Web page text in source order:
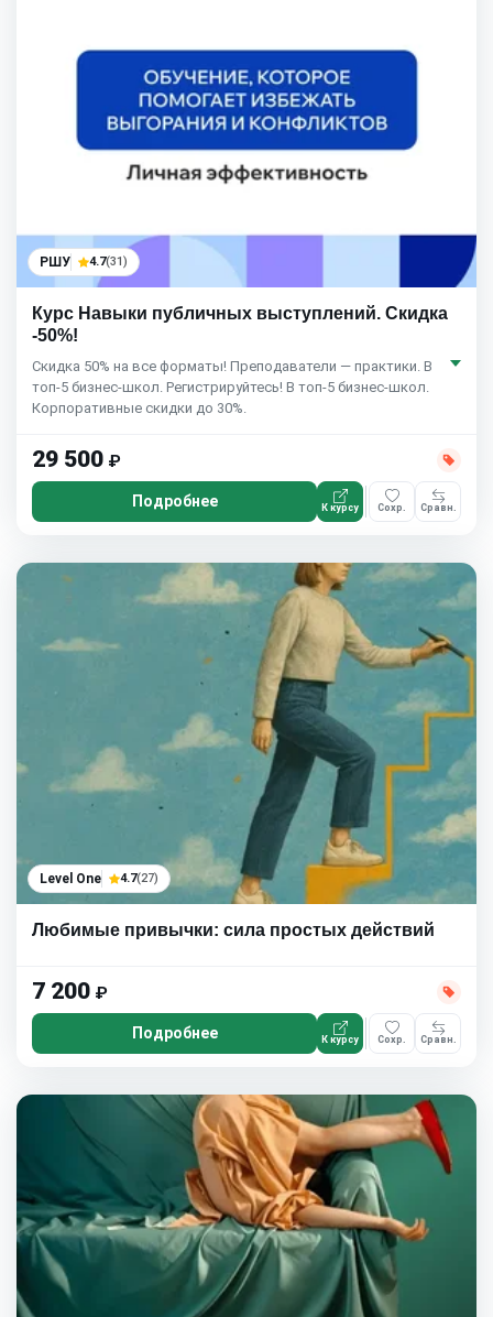
РШУ 4.7(31)
Курс Навыки публичных выступлений. Скидка
-50%!
Скидка 50% на все форматы! Преподаватели — практики. В
топ-5 бизнес-школ. Регистрируйтесь! В топ-5 бизнес-школ.
Корпоративные скидки до 30%.
29 500 ₽
Подробнее К курсу Сохр. Сравн.
Level One 4.7(27)
Любимые привычки: сила простых действий
7 200 ₽
Подробнее К курсу Сохр. Сравн.